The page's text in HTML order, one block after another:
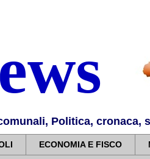
Politica,
ECONOMIA E FISCO